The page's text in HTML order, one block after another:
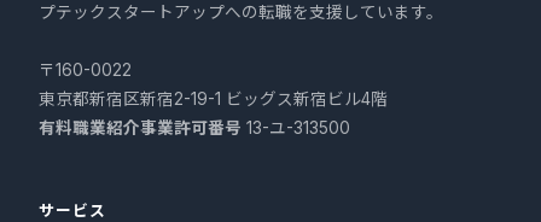
プテックスタートアップへの転職を支援しています。
〒160-0022
東京都新宿区新宿2-19-1 ビッグス新宿ビル4階
有料職業紹介事業許可番号 13-ユ-313500
サービス